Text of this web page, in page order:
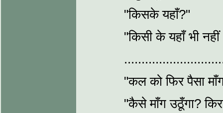
"किसके यहाँ?"
"किसी के यहाँ भी
"कल को फिर पैसा
"कैसे माँग उठूँगा?